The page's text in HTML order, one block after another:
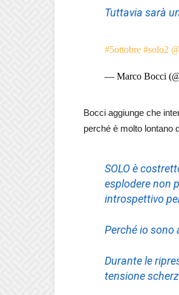
Tuttavia sarà
#5ottobre #solo2
— Marco Bocci
Bocci aggiunge che
perché è molto lontano
SOLO è
esplodere non
introspettivo
Perché io sono
Durante le
tensione